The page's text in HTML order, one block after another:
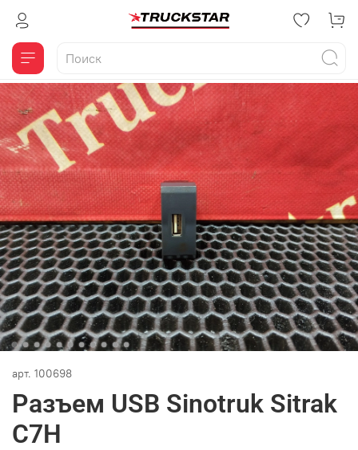
арт. 100698
Разъем USB Sinotruk Sitrak
C7H